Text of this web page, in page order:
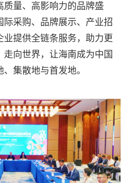
质量、高影响力的品牌盛
际采购、品牌展示、产业招
业提供全链条服务，助力更
向世界，让海南成为中国
集散地与首发地。